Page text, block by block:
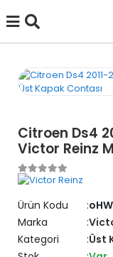
Citroen Ds4
Victor Reinz
Ürün Kodu
Marka
Kategori
Üst